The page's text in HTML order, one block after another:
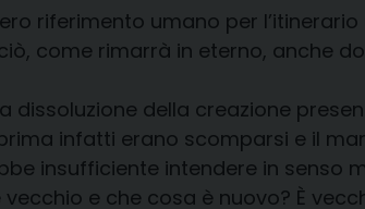
riferimento umano per
come rimarrà in eterno, anche
dissoluzione della creazione
infatti erano scomparsi e il
insufficiente intendere in senso
e che cosa è nuovo? È